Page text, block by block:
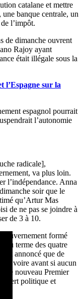
catalane et mettre
banque centrale, un
l’impôt.
de dimanche ouvrent
Rajoy ayant
était illégale sous la
l’Espagne sur la
espagnol pourrait
l’autonomie
radicale],
va plus loin.
l’indépendance. Anna
soir que le
qu’Artur Mas
de ne pas se joindre à
de 3 à 10.
gouvernement formé
au terme des quatre
ont annoncé que de
voire avant si aucun
le nouveau Premier
politique et